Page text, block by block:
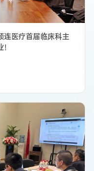
连医疗首届临床科主